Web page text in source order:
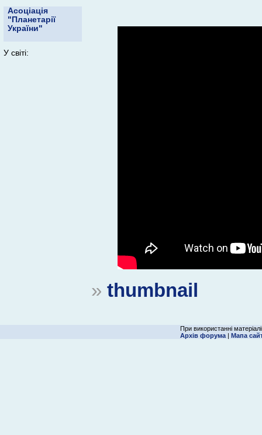
Асоціація
"Планетарії
України"
У світі:
» thumbnail
При використанні
Архів форума| Мапа